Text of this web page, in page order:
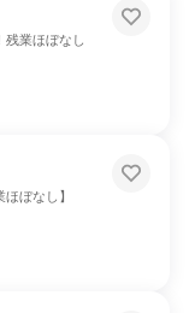
残業ほぼなし
ぼなし】